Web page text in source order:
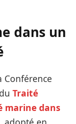
dans un
Conférence
Traité
marine dans